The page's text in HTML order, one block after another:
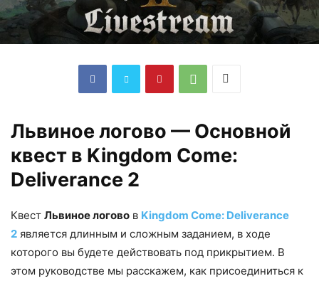
Львиное логово — Основной
квест в Kingdom Come:
Deliverance 2
Квест Львиное логово в Kingdom Come: Deliverance
2 является длинным и сложным заданием, в ходе
которого вы будете действовать под прикрытием. В
этом руководстве мы расскажем, как присоединиться к